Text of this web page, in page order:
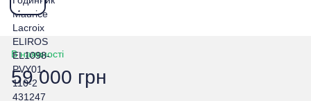
В наявності
59 000 грн